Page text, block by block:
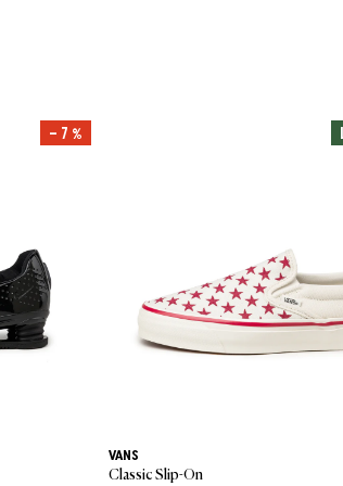
– 7 %
VANS
Classic Slip-On